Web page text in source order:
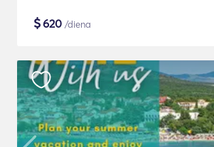
$620 /diena